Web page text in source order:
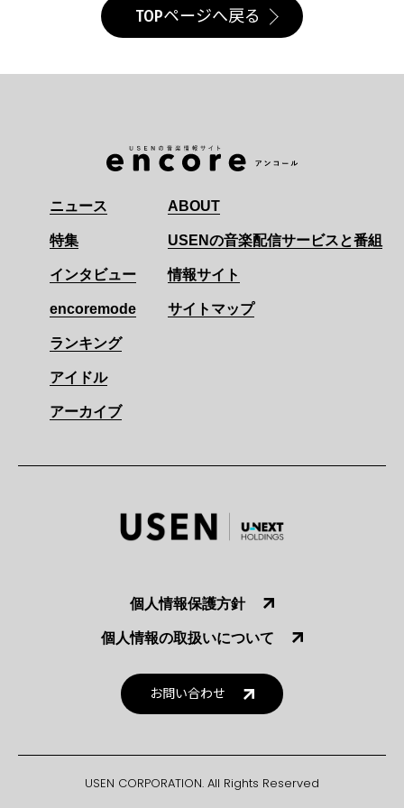
TOPページへ戻る
ニュース
特集
インタビュー
encoremode
ランキング
アイドル
アーカイブ
ABOUT
USENの音楽配信サービスと番組
情報サイト
サイトマップ
個人情報保護方針
個人情報の取扱いについて
お問い合わせ
USEN CORPORATION. All Rights Reserved